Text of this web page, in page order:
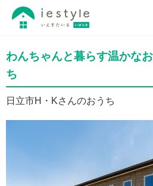
わんちゃんと暮らす温かなお
ち
日立市H・Kさんのおうち